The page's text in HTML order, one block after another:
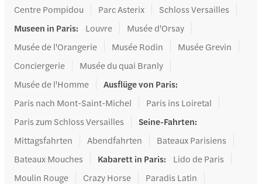
Centre Pompidou
Parc Asterix
Schloss Versailles
Museen in Paris: Louvre
Musée d'Orsay
Musée de l'Orangerie
Musée Rodin
Musée Grevin
Conciergerie
Musée du quai Branly
Musée de l'Homme
Ausflüge von Paris:
Paris nach Mont-Saint-Michel
Paris ins Loiretal
Paris zum Schloss Versailles
Seine-Fahrten:
Mittagsfahrten
Abendfahrten
Bateaux Parisiens
Bateaux Mouches
Kabarett in Paris:
Lido de Paris
Moulin Rouge
Crazy Horse
Paradis Latin